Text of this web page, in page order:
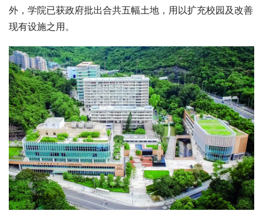
外，学院已获政府批出合共五幅土地，用以扩充校园及改善
现有设施之用。